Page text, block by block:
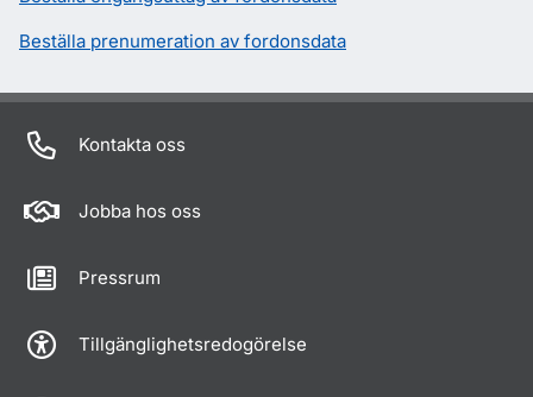
Beställa prenumeration av fordonsdata
Kontakta oss
Jobba hos oss
Pressrum
Tillgänglighetsredogörelse